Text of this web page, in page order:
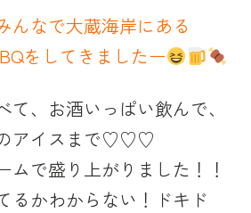
んなで大蔵海岸にある
をしてきましたー
て、お酒いっぱい飲んで、
アイスまで♡♡♡
ムで盛り上がりました！！
るかわからない！ドキド